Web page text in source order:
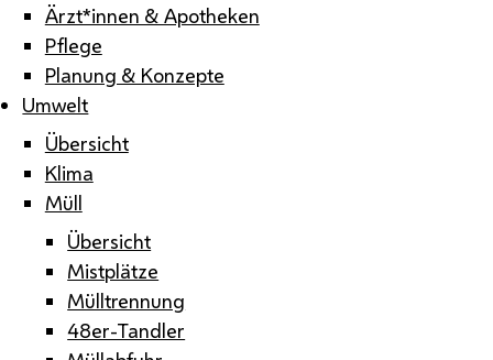
Ärzt*innen & Apotheken
Pflege
Planung & Konzepte
Umwelt
Übersicht
Klima
Müll
Übersicht
Mistplätze
Mülltrennung
48er-Tandler